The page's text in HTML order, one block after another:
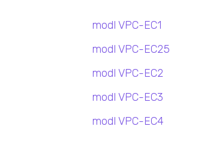
modl VPC-EC1
modl VPC-EC25
modl VPC-EC2
modl VPC-EC3
modl VPC-EC4